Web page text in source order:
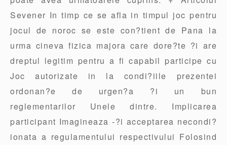
Sevener In timp ce se afla in timpul joc pentru
jocul de noroc se este con?tient de Pana la
urma cineva fizica majora care dore?te ?i are
dreptul legitim pentru a fi capabil participe cu
Joc autorizate in la condi?iile prezentei
ordonan?e de urgen?a ?i un bun
reglementarilor Unele dintre. Implicarea
participant Imagineaza -?i acceptarea necondi?
ionata a regulamentului respectivului Folosind